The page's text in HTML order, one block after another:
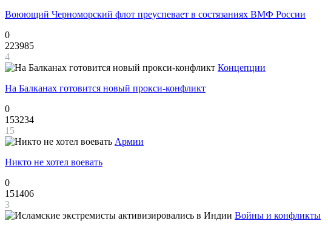
Воюющий Черноморский флот преуспевает в состязаниях ВМФ России
0
223985
4
Концепции
На Балканах готовится новый прокси-конфликт
0
153234
15
Армии
Никто не хотел воевать
0
151406
3
Войны и конфликты